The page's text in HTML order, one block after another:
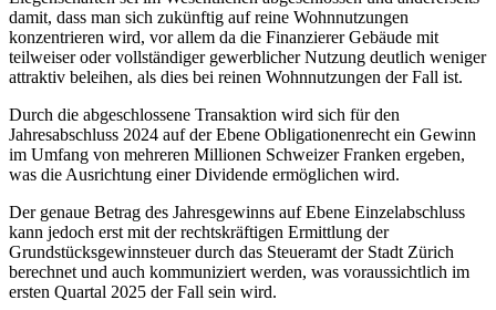
damit, dass man sich zukünftig auf reine Wohnnutzungen
konzentrieren wird, vor allem da die Finanzierer Gebäude mit
teilweiser oder vollständiger gewerblicher Nutzung deutlich weniger
attraktiv beleihen, als dies bei reinen Wohnnutzungen der Fall ist.
Durch die abgeschlossene Transaktion wird sich für den
Jahresabschluss 2024 auf der Ebene Obligationenrecht ein Gewinn
im Umfang von mehreren Millionen Schweizer Franken ergeben,
was die Ausrichtung einer Dividende ermöglichen wird.
Der genaue Betrag des Jahresgewinns auf Ebene Einzelabschluss
kann jedoch erst mit der rechtskräftigen Ermittlung der
Grundstücksgewinnsteuer durch das Steueramt der Stadt Zürich
berechnet und auch kommuniziert werden, was voraussichtlich im
ersten Quartal 2025 der Fall sein wird.